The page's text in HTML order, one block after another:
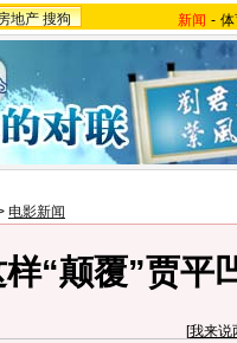
地产 搜狗 新闻 -
电影新闻
“颠覆”贾平
[我来说